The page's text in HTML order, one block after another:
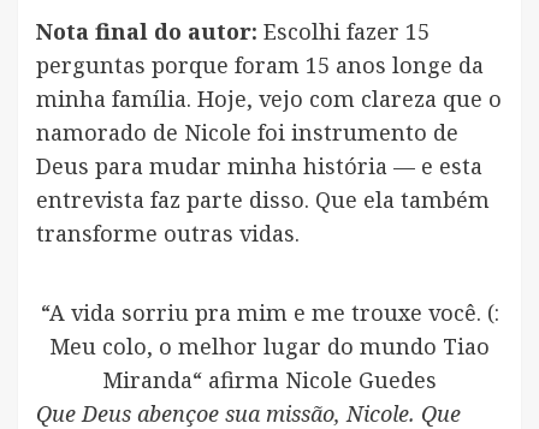
Nota final do autor: Escolhi fazer 15
perguntas porque foram 15 anos longe da
minha família. Hoje, vejo com clareza que o
namorado de Nicole foi instrumento de
Deus para mudar minha história — e esta
entrevista faz parte disso. Que ela também
transforme outras vidas.
“A vida sorriu pra mim e me trouxe você. (:
Meu colo, o melhor lugar do mundo Tiao
Miranda“ afirma Nicole Guedes
Que Deus abençoe sua missão, Nicole. Que